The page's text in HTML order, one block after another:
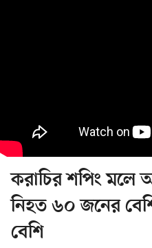
করাচির শপিং মলে
নিহত ৬০ জনের
বেশি